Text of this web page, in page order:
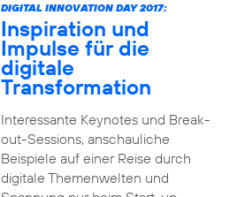
DIGITAL INNOVATION DAY 2017:
Inspiration und
Impulse für die
digitale
Transformation
Interessante Keynotes und Break-
out-Sessions, anschauliche
Beispiele auf einer Reise durch
digitale Themenwelten und